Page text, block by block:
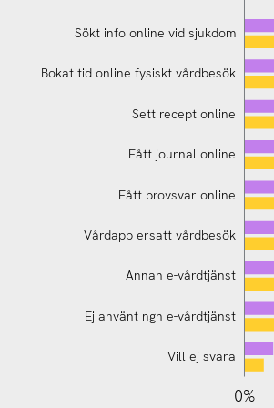
Bokat tid online fysiskt vårdbesök
Sökt info online vid sjukdom
Bokat tid online fysiskt vårdbesök
Sett recept online
Fått journal online
Fått provsvar online
Vårdapp ersatt vårdbesök
Annan e-vårdtjänst
Ej använt ngn e-vårdtjänst
Vill ej svara
110%
0%
-10%
-20%